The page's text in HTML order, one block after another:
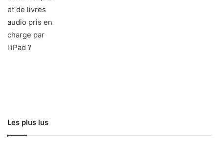
Les plus lus